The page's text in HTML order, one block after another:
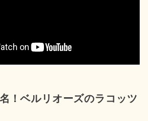
！ベルリオーズのラコッツ